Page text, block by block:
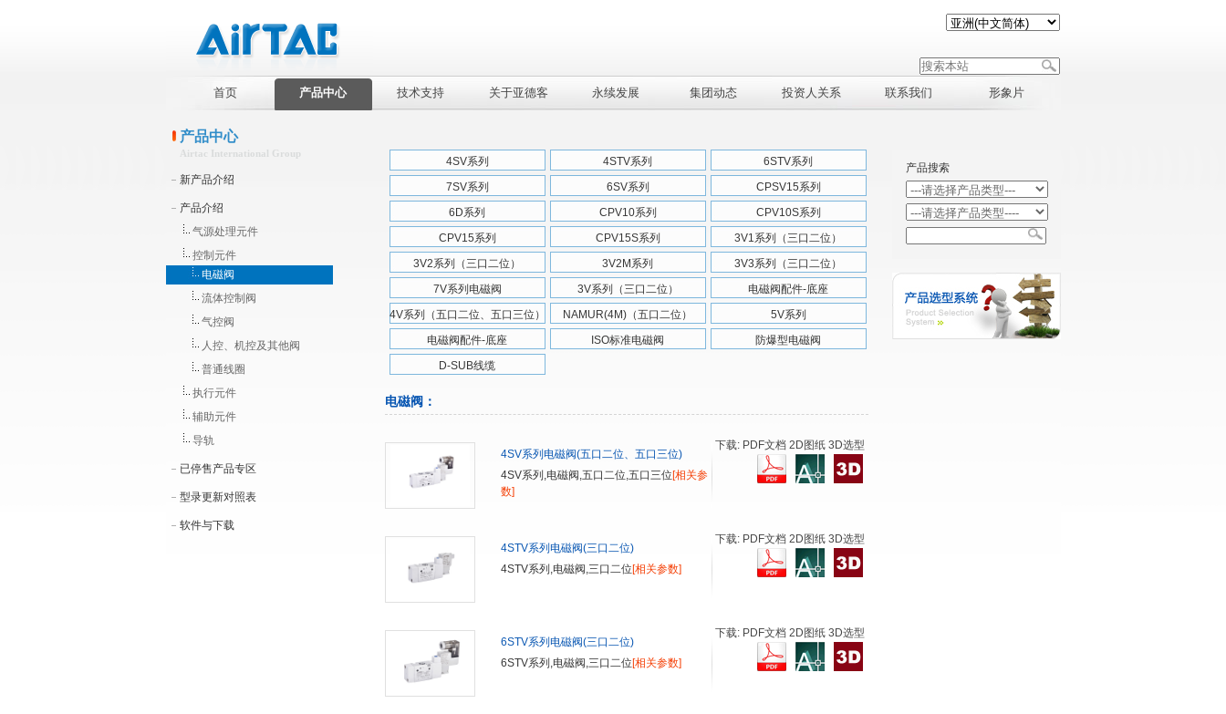
首页 产品中心 技术支持 关于亚德客 永续发展 集团动态 投资人关系 联系我们 形象片
产品中心
Airtac International Group
新产品介绍
产品介绍
气源处理元件
控制元件
电磁阀
流体控制阀
气控阀
人控、机控及其他阀
普通线圈
执行元件
辅助元件
导轨
已停售产品专区
型录更新对照表
软件与下载
4SV系列 4STV系列
6STV系列
7SV系列
6SV系列
CPSV15系列
6D系列
CPV10系列
CPV10S系列
CPV15系列
CPV15S系列
3V1系列（三口二位）
3V2系列（三口二位）
3V2M系列
3V3系列（三口二位）
7V系列电磁阀
3V系列（三口二位）
电磁阀配件-底座
4V系列（五口二位、五口三位）
NAMUR(4M)（五口二位）
5V系列
电磁阀配件-底座
ISO标准电磁阀
防爆型电磁阀
D-SUB线缆
电磁阀：
4SV系列电磁阀(五口二位、五口三位)
4SV系列,电磁阀,五口二位,五口三位[相关参
数]
下载: PDF文档 2D图纸 3D选型
4STV系列电磁阀(三口二位)
4STV系列,电磁阀,三口二位[相关参数]
下载: PDF文档 2D图纸 3D选型
6STV系列电磁阀(三口二位)
6STV系列,电磁阀,三口二位[相关参数]
下载: PDF文档 2D图纸 3D选型
产品搜索